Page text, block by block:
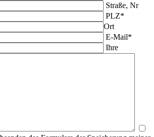
Straße, Nr
PLZ*
Ort
E-Mail*
Ihre